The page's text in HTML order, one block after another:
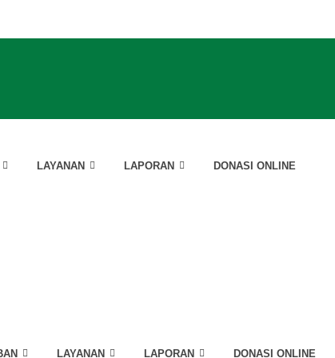
LAYANAN LAPORAN DONASI ONLINE
LAYANAN LAPORAN DONASI ONLINE